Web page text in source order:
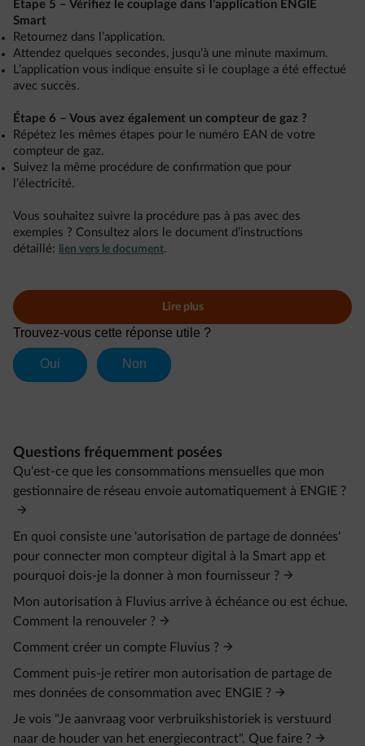
Étape 5 – Vérifiez le couplage dans l’application ENGIE
Smart
Retournez dans l’application.
Attendez quelques secondes, jusqu’à une minute maximum.
L’application vous indique ensuite si le couplage a été effectué
avec succès.
Étape 6 – Vous avez également un compteur de gaz ?
Répétez les mêmes étapes pour le numéro EAN de votre
compteur de gaz.
Suivez la même procédure de confirmation que pour
l’électricité.
Vous souhaitez suivre la procédure pas à pas avec des
exemples ? Consultez alors le document d’instructions
détaillé:
lien vers le document.
Lire plus
Questions fréquemment posées
Qu'est-ce que les consommations mensuelles que mon
gestionnaire de réseau envoie automatiquement à ENGIE ?
En quoi consiste une 'autorisation de partage de données'
pour connecter mon compteur digital à la Smart app et
pourquoi dois-je la donner à mon fournisseur ?
Mon autorisation à Fluvius arrive à échéance ou est échue.
Comment la renouveler ?
Comment créer un compte Fluvius ?
Comment puis-je retirer mon autorisation de partage de
mes données de consommation avec ENGIE ?
Je vois "Je aanvraag voor verbruikshistoriek is verstuurd
naar de houder van het energiecontract". Que faire ?